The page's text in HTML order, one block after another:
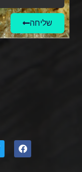
שליחה